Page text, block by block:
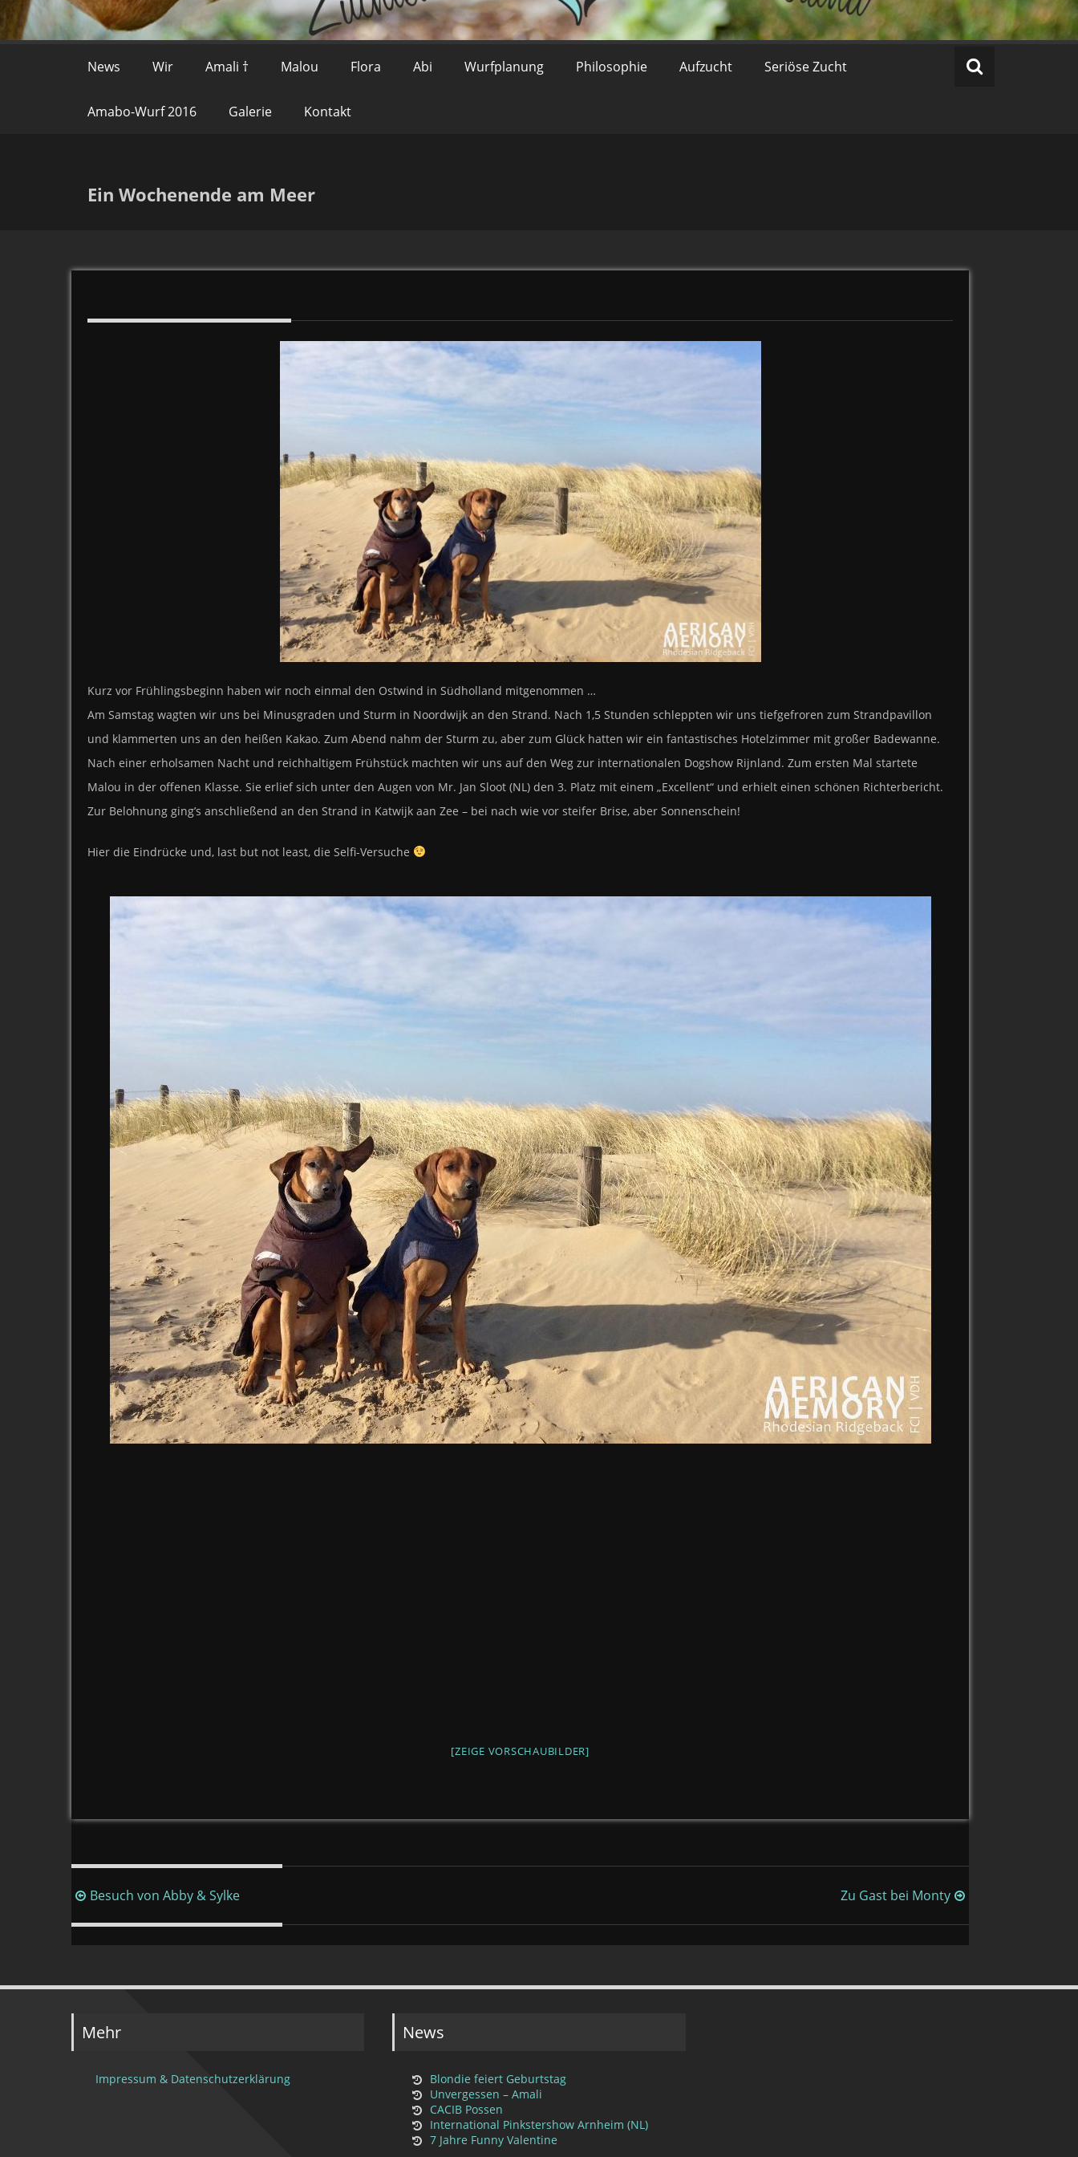
News Wir Amali † Malou Flora Abi Wurfplanung Philosophie Aufzucht Seriöse Zucht
Amabo-Wurf 2016 Galerie Kontakt
Ein Wochenende am Meer
Kurz vor Frühlingsbeginn haben wir noch einmal den Ostwind in Südholland mitgenommen …
Am Samstag wagten wir uns bei Minusgraden und Sturm in Noordwijk an den Strand. Nach 1,5 Stunden schleppten wir uns tiefgefroren zum Strandpavillon
und klammerten uns an den heißen Kakao. Zum Abend nahm der Sturm zu, aber zum Glück hatten wir ein fantastisches Hotelzimmer mit großer Badewanne.
Nach einer erholsamen Nacht und reichhaltigem Frühstück machten wir uns auf den Weg zur internationalen Dogshow Rijnland. Zum ersten Mal startete
Malou in der offenen Klasse. Sie erlief sich unter den Augen von Mr. Jan Sloot (NL) den 3. Platz mit einem „Excellent“ und erhielt einen schönen Richterbericht.
Zur Belohnung ging’s anschließend an den Strand in Katwijk aan Zee – bei nach wie vor steifer Brise, aber Sonnenschein!
Hier die Eindrücke und, last but not least, die Selfi-Versuche
[ZEIGE VORSCHAUBILDER]
Beitragsnavigation
Besuch von Abby & Sylke Zu Gast bei Monty
Mehr
Impressum & Datenschutzerklärung
News
Blondie feiert Geburtstag
Unvergessen – Amali
CACIB Possen
International Pinkstershow Arnheim (NL)
7 Jahre Funny Valentine